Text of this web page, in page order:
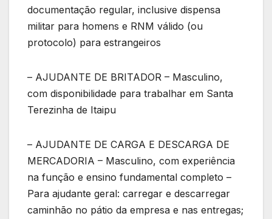
documentação regular, inclusive dispensa
militar para homens e RNM válido (ou
protocolo) para estrangeiros
– AJUDANTE DE BRITADOR – Masculino,
com disponibilidade para trabalhar em Santa
Terezinha de Itaipu
– AJUDANTE DE CARGA E DESCARGA DE
MERCADORIA – Masculino, com experiência
na função e ensino fundamental completo –
Para ajudante geral: carregar e descarregar
caminhão no pátio da empresa e nas entregas;